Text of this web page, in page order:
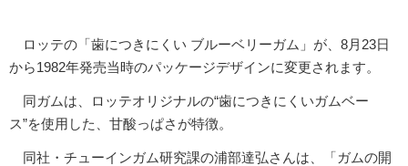
ロッテの「歯につきにくい ブルーベリーガム」が、8月23日
から1982年発売当時のパッケージデザインに変更されます。
同ガムは、ロッテオリジナルの“歯につきにくいガムベー
ス”を使用した、甘酸っぱさが特徴。
同社・チューインガム研究課の浦部達弘さんは、「ガムの開